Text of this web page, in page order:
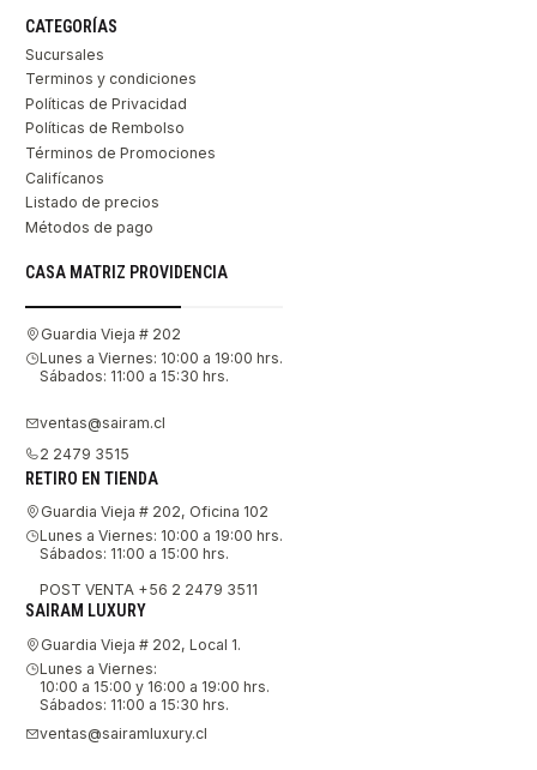
CATEGORÍAS
Sucursales
Terminos y condiciones
Políticas de Privacidad
Políticas de Rembolso
Términos de Promociones
Califícanos
Listado de precios
Métodos de pago
CASA MATRIZ PROVIDENCIA
Guardia Vieja # 202
Lunes a Viernes: 10:00 a 19:00 hrs.
Sábados: 11:00 a 15:30 hrs.
ventas@sairam.cl
2 2479 3515
RETIRO EN TIENDA
Guardia Vieja # 202, Oficina 102
Lunes a Viernes: 10:00 a 19:00 hrs.
Sábados: 11:00 a 15:00 hrs.
POST VENTA +56 2 2479 3511
SAIRAM LUXURY
Guardia Vieja # 202, Local 1.
Lunes a Viernes:
10:00 a 15:00 y 16:00 a 19:00 hrs.
Sábados: 11:00 a 15:30 hrs.
ventas@sairamluxury.cl